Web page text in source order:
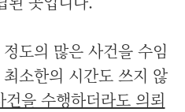
도의 많은 사건을 수임
소한의 시간도 쓰지 않
을 수행하더라도 의뢰